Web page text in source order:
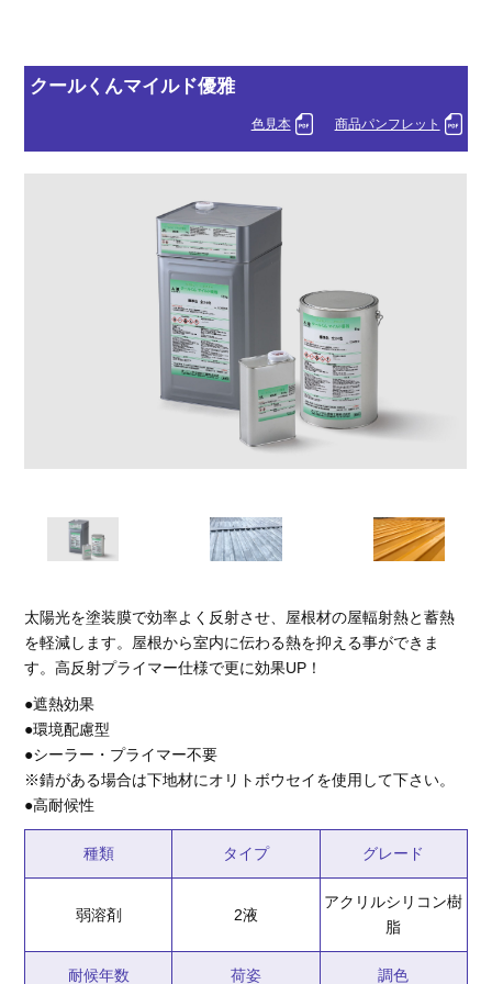
クールくんマイルド優雅
色見本 商品パンフレット
太陽光を塗装膜で効率よく反射させ、屋根材の屋輻射熱と蓄熱
を軽減します。屋根から室内に伝わる熱を抑える事ができま
す。高反射プライマー仕様で更に効果UP！
●遮熱効果
●環境配慮型
●シーラー・プライマー不要
※錆がある場合は下地材にオリトボウセイを使用して下さい。
●高耐候性
種類
弱溶剤
タイプ
2液
グレード
アクリルシリコン樹
脂
耐候年数 荷姿 調色